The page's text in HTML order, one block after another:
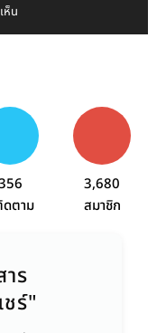
ตาม
3,680
สมาชิก
ร
ร์"